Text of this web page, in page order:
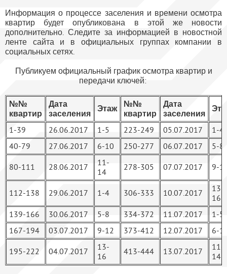
Информация о процессе заселения и времени осмотра
квартир будет опубликована в этой же новости
дополнительно. Следите за информацией в новостной
ленте сайта и в официальных группах компании в
социальных сетях.
Публикуем официальный график осмотра квартир и
передачи ключей:
№№
квартир
Дата
заселения
Этаж
№№
квартир
Дата
заселения
1-39 26.06.2017 1-5 223-249 05.07.2017
1-4
40-79
27.06.2017 6-10 250-277 06.07.2017 5-8
80-111 28.06.2017
11-
14
278-305 07.07.2017 9-
112-138 29.06.2017 1-4 306-333 10.07.2017
13-
16
139-166
30.06.2017 5-8 334-372 11.07.2017
1-5
167-194
03.07.2017 9-12 373-412 12.07.2017 6-
195-222 04.07.2017
13-
16
413-444 13.07.2017
11-
14